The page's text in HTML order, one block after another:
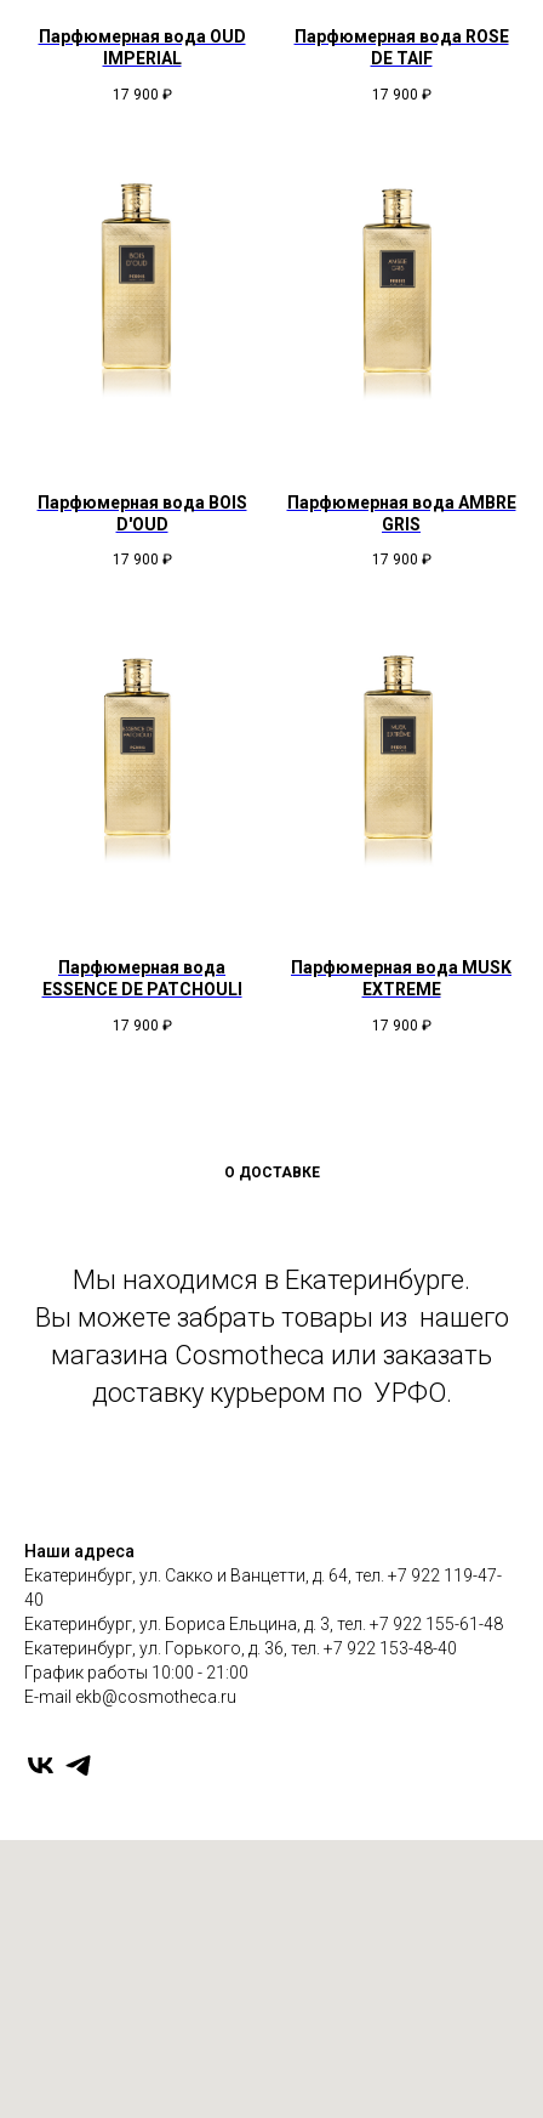
Парфюмерная вода OUD
IMPERIAL
17 900 ₽
Парфюмерная вода ROSE
DE TAIF
17 900 ₽
Парфюмерная вода BOIS
D'OUD
17 900 ₽
Парфюмерная вода AMBRE
GRIS
17 900 ₽
Парфюмерная вода
ESSENCE DE PATCHOULI
17 900 ₽
Парфюмерная вода MUSK
EXTREME
17 900 ₽
О ДОСТАВКЕ
Мы находимся в Екатеринбурге.
Вы можете забрать товары из нашего
магазина Cosmotheca или заказать
доставку курьером по УРФО.
Наши адреса
Екатеринбург, ул. Сакко и Ванцетти, д. 64, тел. +7 922 119-47-
40
Екатеринбург, ул. Бориса Ельцина, д. 3, тел. +7 922 155-61-48
Екатеринбург, ул. Горького, д. 36, тел. +7 922 153-48-40
График работы 10:00 - 21:00
E-mail ekb@cosmotheca.ru